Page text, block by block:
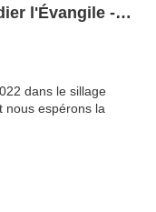
l'Évangile -